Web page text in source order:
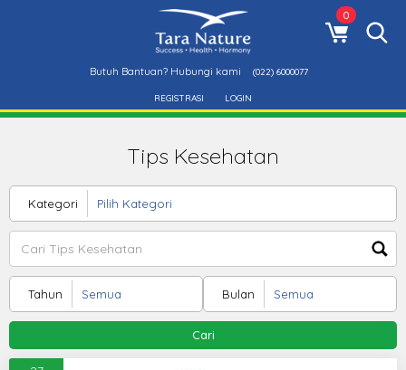
0
Butuh Bantuan? Hubungi kami (022) 6000077
REGISTRASI LOGIN
Tips Kesehatan
Kategori
Bulan
Tahun
Cari